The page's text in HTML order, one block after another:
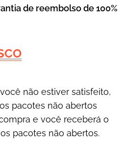
de reembolso de 100%
não estiver satisfeito,
pacotes não abertos
e você receberá o
pacotes não abertos.